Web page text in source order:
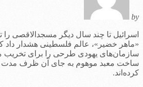
by
اسرائیل تا چند سال دیگر مسجدالاقصی
«ماهر خضیر»، عالم فلسطینی هشدار داد
سازمان‌های یهودی طرحی را برای تخریب
ساخت معبد موهوم به جای آن ظرف مدت
کرده‌‌اند.